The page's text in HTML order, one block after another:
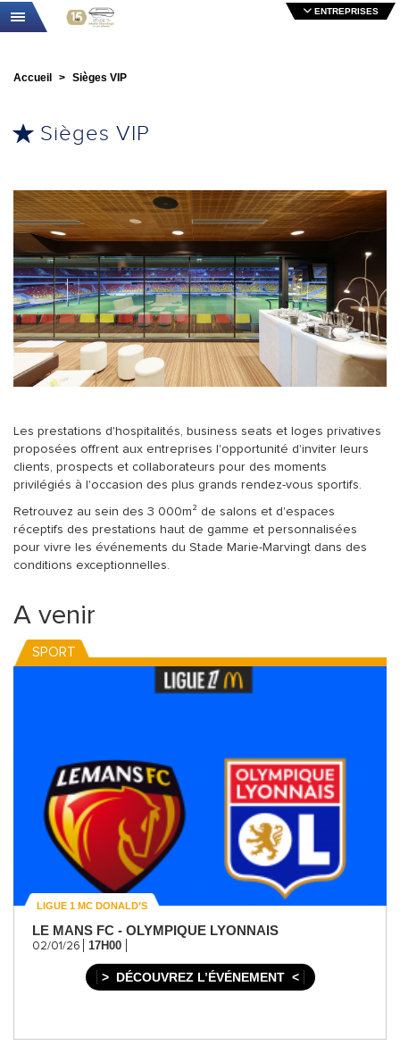
Toggle navigation
ENTREPRISES
Accueil Sièges VIP
Sièges VIP
Les prestations d'hospitalités, business seats et loges privatives
proposées offrent aux entreprises l'opportunité d'inviter leurs
clients, prospects et collaborateurs pour des moments
privilégiés à l'occasion des plus grands rendez-vous sportifs.
Retrouvez au sein des 3 000m² de salons et d'espaces
réceptifs des prestations haut de gamme et personnalisées
pour vivre les événements du Stade Marie-Marvingt dans des
conditions exceptionnelles.
A venir
SPORT
LIGUE 1 MC DONALD’S
LE MANS FC - OLYMPIQUE LYONNAIS
02/01/26 17H00
DÉCOUVREZ L’ÉVÉNEMENT